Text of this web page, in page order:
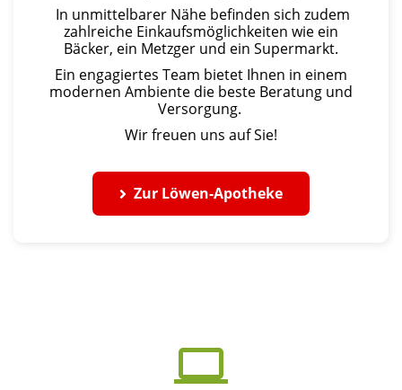
In unmittelbarer Nähe befinden sich zudem
zahlreiche Einkaufsmöglichkeiten wie ein
Bäcker, ein Metzger und ein Supermarkt.
Ein engagiertes Team bietet Ihnen in einem
modernen Ambiente die beste Beratung und
Versorgung.
Wir freuen uns auf Sie!
Zur Löwen-Apotheke